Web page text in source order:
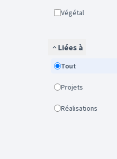
Végétal
Liées à
Tout
Projets
Réalisations